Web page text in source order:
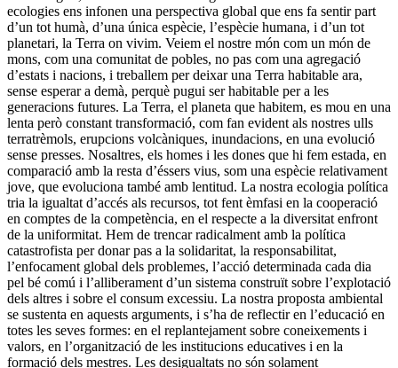
ecologies ens infonen una perspectiva global que ens fa sentir part
d’un tot humà, d’una única espècie, l’espècie humana, i d’un tot
planetari, la Terra on vivim. Veiem el nostre món com un món de
mons, com una comunitat de pobles, no pas com una agregació
d’estats i nacions, i treballem per deixar una Terra habitable ara,
sense esperar a demà, perquè pugui ser habitable per a les
generacions futures. La Terra, el planeta que habitem, es mou en una
lenta però constant transformació, com fan evident als nostres ulls
terratrèmols, erupcions volcàniques, inundacions, en una evolució
sense presses. Nosaltres, els homes i les dones que hi fem estada, en
comparació amb la resta d’éssers vius, som una espècie relativament
jove, que evoluciona també amb lentitud. La nostra ecologia política
tria la igualtat d’accés als recursos, tot fent èmfasi en la cooperació
en comptes de la competència, en el respecte a la diversitat enfront
de la uniformitat. Hem de trencar radicalment amb la política
catastrofista per donar pas a la solidaritat, la responsabilitat,
l’enfocament global dels problemes, l’acció determinada cada dia
pel bé comú i l’alliberament d’un sistema construït sobre l’explotació
dels altres i sobre el consum excessiu. La nostra proposta ambiental
se sustenta en aquests arguments, i s’ha de reflectir en l’educació en
totes les seves formes: en el replantejament sobre coneixements i
valors, en l’organització de les institucions educatives i en la
formació dels mestres. Les desigualtats no són solament